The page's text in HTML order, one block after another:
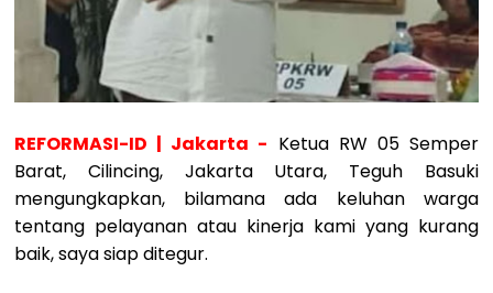
REFORMASI-ID | Jakarta - Ketua RW 05 Semper
Barat, Cilincing, Jakarta Utara, Teguh Basuki
mengungkapkan, bilamana ada keluhan warga
tentang pelayanan atau kinerja kami yang kurang
baik, saya siap ditegur.